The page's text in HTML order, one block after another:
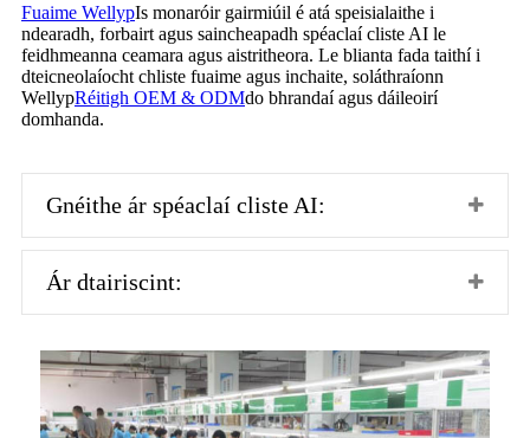
Fuaime WellypIs monaróir gairmiúil é atá speisialaithe i
ndearadh, forbairt agus saincheapadh spéaclaí cliste AI le
feidhmeanna ceamara agus aistritheora. Le blianta fada taithí i
dteicneolaíocht chliste fuaime agus inchaite, soláthraíonn
WellypRéitigh OEM & ODMdo bhrandaí agus dáileoirí
domhanda.
Gnéithe ár spéaclaí cliste AI:
Ár dtairiscint: